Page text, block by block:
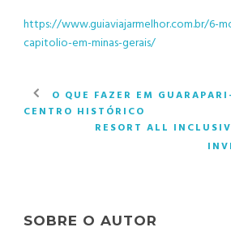
https://www.guiaviajarmelhor.com.br/6-
capitolio-em-minas-gerais/
O QUE FAZER EM
CENTRO HISTÓRICO
RESORT ALL
SOBRE O AUTOR